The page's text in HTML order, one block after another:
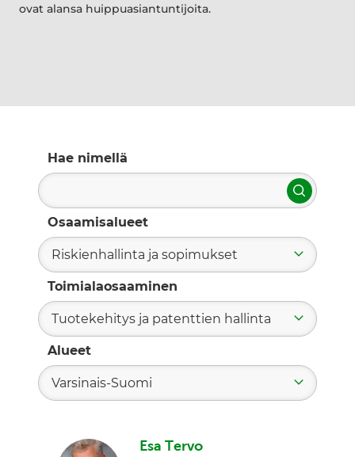
ovat alansa huippuasiantuntijoita.
Hae nimellä
Hae
Osaamisalueet
Riskienhallinta ja sopimukset
Toimialaosaaminen
Tuotekehitys ja patenttien hallinta
Alueet
Varsinais-Suomi
Esa Tervo